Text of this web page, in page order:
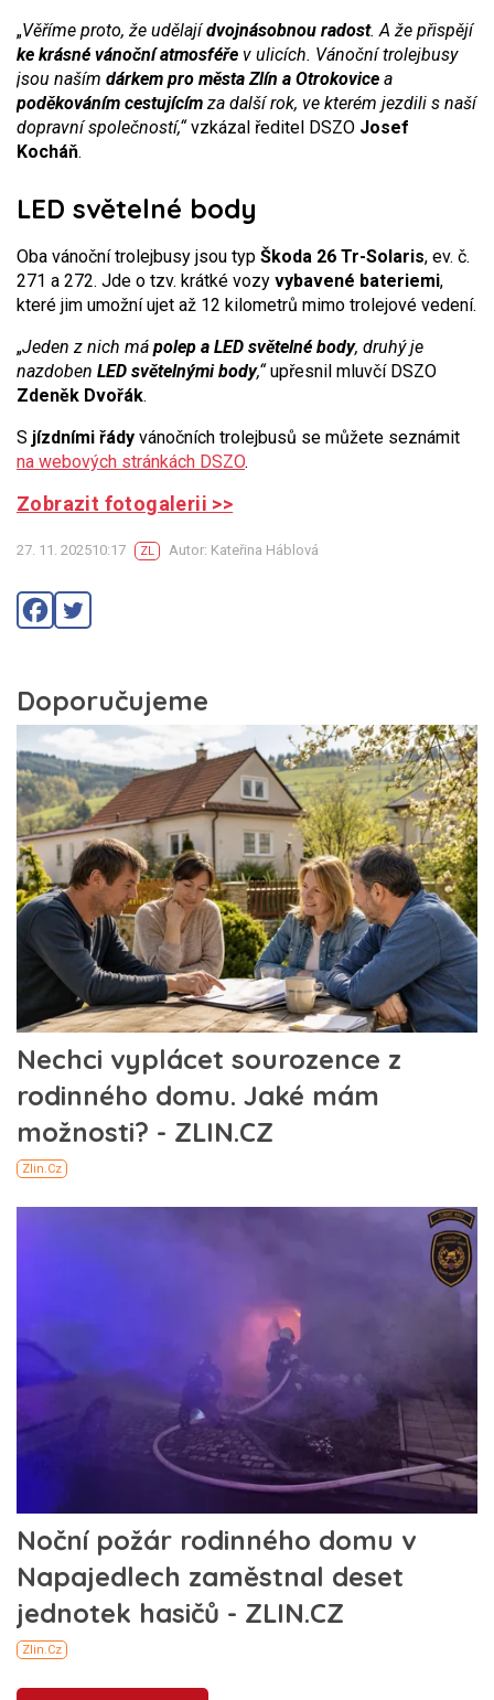
„Věříme proto, že udělajídvojnásobnou radost. A že přispějí
ke krásné vánoční atmosféře v ulicích. Vánoční trolejbusy
jsou naším dárkem pro města Zlín a Otrokovice a
poděkováním cestujícím za další rok, ve kterém jezdili s naší
dopravní společností,“vzkázal ředitel DSZO Josef
Kocháň.
LED světelné body
Oba vánoční trolejbusy jsou typ Škoda 26 Tr-Solaris, ev. č.
271 a 272. Jde o tzv. krátké vozy vybavené bateriemi,
které jim umožní ujet až 12 kilometrů mimo trolejové vedení.
„Jeden z nich má polep a LED světelné body, druhý je
nazdoben LED světelnými body,“upřesnil mluvčí DSZO
Zdeněk Dvořák.
S jízdními řády vánočních trolejbusů se můžete seznámit
na webových stránkách DSZO.
Zobrazit fotogalerii >>
27. 11. 202510:17 ZL Autor: Kateřina Háblová